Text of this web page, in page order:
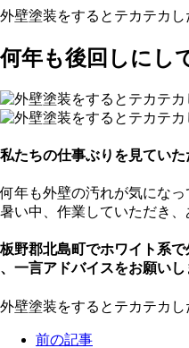
外壁塗装をするとテカテカ
何年も後回しにし
私たちの仕事ぶりを見てい
何年も外壁の汚れが気にな
暑い中、作業していただき、
板野郡北島町でホワイト系
、一言アドバイスをお願いし
外壁塗装をするとテカテカ
前の記事